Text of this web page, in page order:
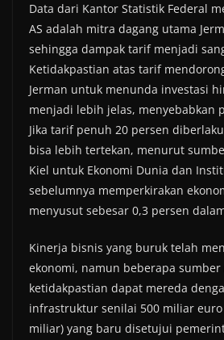
Data dari Kantor Statistik Federal
AS adalah mitra dagang utama
sehingga dampak tarif menjadi
Ketidakpastian atas tarif
Jerman untuk menunda investasi
menjadi lebih jelas, menyebabkan
Jika tarif penuh 20 persen
bisa lebih tertekan, menurut
Kiel untuk Ekonomi Dunia dan
sebelumnya memperkirakan
menyusut sebesar 0,3 persen
Kinerja bisnis yang buruk telah
ekonomi, namun beberapa sumber
ketidakpastian dapat mereda
infrastruktur senilai 500 miliar euro
miliar) yang baru disetujui